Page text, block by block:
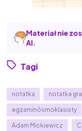
Materiał nie
AI.
Tagi
notatka notatka
egzaminósmoklasisty
Adam Mickiewicz